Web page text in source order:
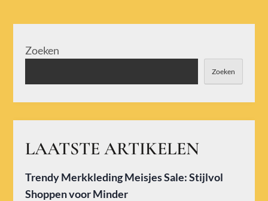
Zoeken
Zoeken
LAATSTE ARTIKELEN
Trendy Merkkleding Meisjes Sale: Stijlvol
Shoppen voor Minder